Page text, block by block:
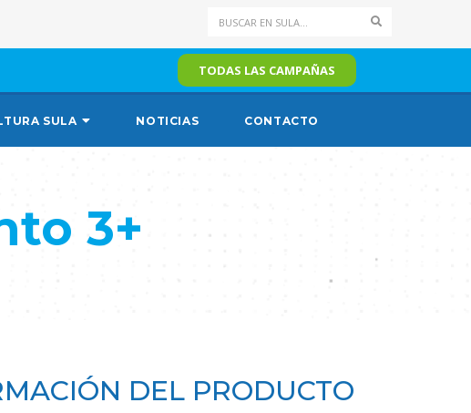
Search
TODAS LAS CAMPAÑAS
SULA NOTICIAS CONTACTO
3+
DEL PRODUCTO